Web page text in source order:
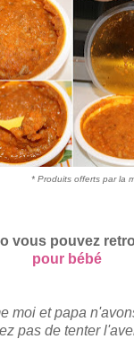
* Produits offerts par la
vous pouvez
pour bébé
moi et papa
pas de tenter